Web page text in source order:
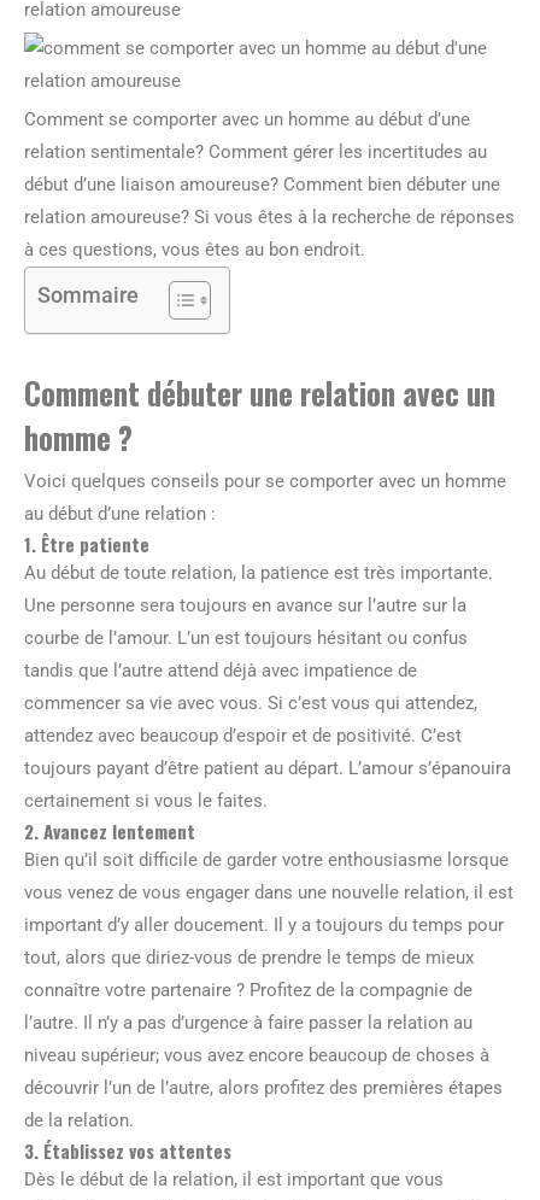
Comment se comporter avec un homme au début d’une
relation sentimentale? Comment gérer les incertitudes au
début d’une liaison amoureuse? Comment bien débuter une
relation amoureuse? Si vous êtes à la recherche de réponses
à ces questions, vous êtes au bon endroit.
Sommaire
Comment débuter une relation avec un
homme ?
Voici quelques conseils pour se comporter avec un homme
au début d’une relation :
1. Être patiente
Au début de toute relation, la patience est très importante.
Une personne sera toujours en avance sur l’autre sur la
courbe de l’amour. L’un est toujours hésitant ou confus
tandis que l’autre attend déjà avec impatience de
commencer sa vie avec vous. Si c’est vous qui attendez,
attendez avec beaucoup d’espoir et de positivité. C’est
toujours payant d’être patient au départ. L’amour s’épanouira
certainement si vous le faites.
2. Avancez lentement
Bien qu’il soit difficile de garder votre enthousiasme lorsque
vous venez de vous engager dans une nouvelle relation, il est
important d’y aller doucement. Il y a toujours du temps pour
tout, alors que diriez-vous de prendre le temps de mieux
connaître votre partenaire ? Profitez de la compagnie de
l’autre. Il n’y a pas d’urgence à faire passer la relation au
niveau supérieur; vous avez encore beaucoup de choses à
découvrir l’un de l’autre, alors profitez des premières étapes
de la relation.
3. Établissez vos attentes
Dès le début de la relation, il est important que vous